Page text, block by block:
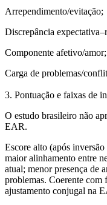
Arrependimento/evitação;
Discrepância
Componente afetivo/amor;
Carga de problemas/
3. Pontuação e faixas de
O estudo brasileiro não
EAR.
Escore alto (após
maior alinhamento entre
atual; menor presença de
problemas. Coerente com
ajustamento conjugal na